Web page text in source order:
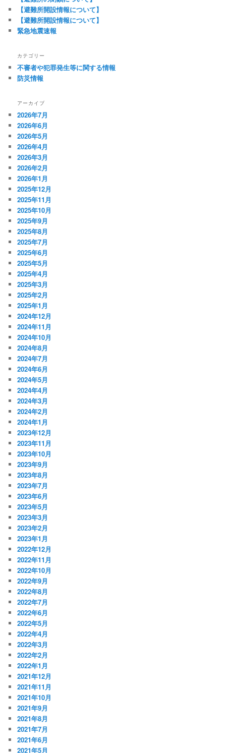
【避難所開設情報について】
【避難所開設情報について】
緊急地震速報
カテゴリー
不審者や犯罪発生等に関する情報
防災情報
アーカイブ
2026年7月
2026年6月
2026年5月
2026年4月
2026年3月
2026年2月
2026年1月
2025年12月
2025年11月
2025年10月
2025年9月
2025年8月
2025年7月
2025年6月
2025年5月
2025年4月
2025年3月
2025年2月
2025年1月
2024年12月
2024年11月
2024年10月
2024年8月
2024年7月
2024年6月
2024年5月
2024年4月
2024年3月
2024年2月
2024年1月
2023年12月
2023年11月
2023年10月
2023年9月
2023年8月
2023年7月
2023年6月
2023年5月
2023年3月
2023年2月
2023年1月
2022年12月
2022年11月
2022年10月
2022年9月
2022年8月
2022年7月
2022年6月
2022年5月
2022年4月
2022年3月
2022年2月
2022年1月
2021年12月
2021年11月
2021年10月
2021年9月
2021年8月
2021年7月
2021年6月
2021年5月